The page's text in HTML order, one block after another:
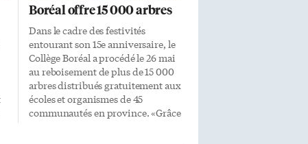
Boréal offre 15 000 arbres
Dans le cadre des festivités
entourant son 15e anniversaire, le
Collège Boréal a procédé le 26 mai
au reboisement de plus de 15 000
arbres distribués gratuitement aux
écoles et organismes de 45
communautés en province. «Grâce